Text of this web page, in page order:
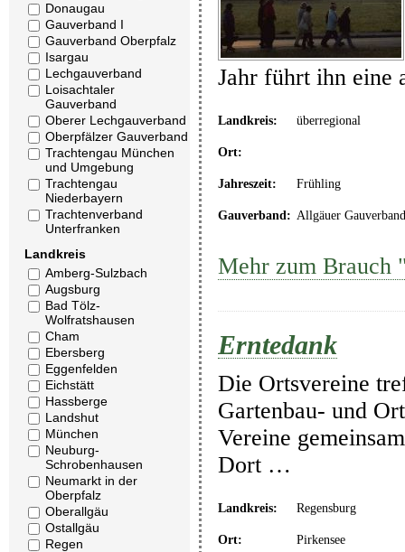
Donaugau
Gauverband I
Gauverband Oberpfalz
Isargau
Lechgauverband
Loisachtaler
Gauverband
Oberer Lechgauverband
Oberpfälzer Gauverband
Trachtengau München
und Umgebung
Trachtengau
Niederbayern
Trachtenverband
Unterfranken
Landkreis
Amberg-Sulzbach
Augsburg
Bad Tölz-
Wolfratshausen
Cham
Ebersberg
Eggenfelden
Eichstätt
Hassberge
Landshut
München
Neuburg-
Schrobenhausen
Neumarkt in der
Oberpfalz
Oberallgäu
Ostallgäu
Regen
Jahr führt ihn eine
Landkreis: überregional
Ort:
Jahreszeit: Frühling
Gauverband: Allgäuer Gauverband
Mehr zum Brauch
Erntedank
Die Ortsvereine
Gartenbau- und
Vereine
Dort …
Landkreis: Regensburg
Ort: Pirkensee